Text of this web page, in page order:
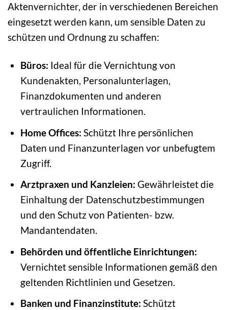
Aktenvernichter, der in verschiedenen Bereichen
eingesetzt werden kann, um sensible Daten zu
schützen und Ordnung zu schaffen:
Büros: Ideal für die Vernichtung von
Kundenakten, Personalunterlagen,
Finanzdokumenten und anderen
vertraulichen Informationen.
Home Offices: Schützt Ihre persönlichen
Daten und Finanzunterlagen vor unbefugtem
Zugriff.
Arztpraxen und Kanzleien: Gewährleistet die
Einhaltung der Datenschutzbestimmungen
und den Schutz von Patienten- bzw.
Mandantendaten.
Behörden und öffentliche Einrichtungen:
Vernichtet sensible Informationen gemäß den
geltenden Richtlinien und Gesetzen.
Banken und Finanzinstitute: Schützt